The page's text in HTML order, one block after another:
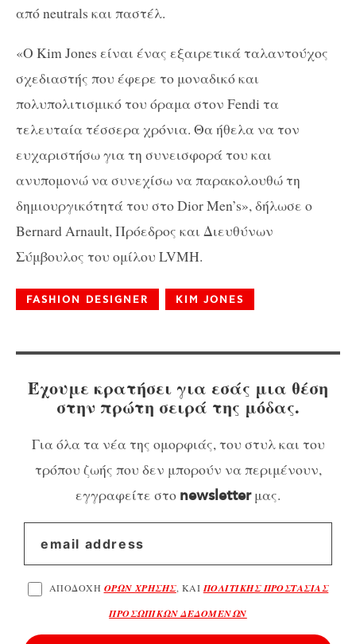
από neutrals και παστέλ.
«Ο Kim Jones είναι ένας εξαιρετικά ταλαντούχος
σχεδιαστής που έφερε το μοναδικό και
πολυπολιτισμικό του όραμα στον Fendi τα
τελευταία τέσσερα χρόνια. Θα ήθελα να τον
ευχαριστήσω για τη συνεισφορά του και
ανυπομονώ να συνεχίσω να παρακολουθώ τη
δημιουργικότητά του στο Dior Men’s», δήλωσε ο
Bernard Arnault, Πρόεδρος και Διευθύνων
Σύμβουλος του ομίλου LVMH.
FASHION DESIGNER KIM JONES
Έχουμε κρατήσει για εσάς μια θέση
στην πρώτη σειρά της μόδας.
Για όλα τα νέα της ομορφιάς, του στυλ και του
τρόπου ζωής που δεν μπορούν να περιμένουν,
εγγραφείτε στο newsletterμας.
ΑΠΟΔΟΧΗ ΟΡΩΝ ΧΡΗΣΗΣ, ΚΑΙ ΠΟΛΙΤΙΚΗΣ ΠΡΟΣΤΑΣΙΑΣ
ΠΡΟΣΩΠΙΚΩΝ ΔΕΔΟΜΕΝΩΝ